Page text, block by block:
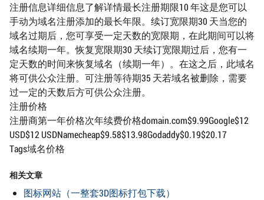
注册信息详细信息了解详情最长注册期限10 年这是您可以
手动为域名注册添加的最长年限。续订宽限期30 天当您的
域名过期后，您可享受一定天数的宽限期，在此期间可以将
域名续期一年。恢复宽限期30 天续订宽限期过后，您有一
定天数的时间来恢复域名（续期一年）。在这之后，此域名
将可供公众注册。可注册等待期35 天若域名被删除，需要
过一定的天数后方可供公众注册。
注册价格
注册商第一年价格次年续费价格domain.com$9.99Google$12
USD$12 USDNamecheap$9.58$13.98Godaddy$0.19$20.17
Tags域名价格
相关文章
图标网站（一整套3D图标打包下载）